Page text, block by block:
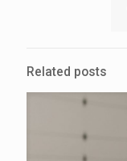
Related posts